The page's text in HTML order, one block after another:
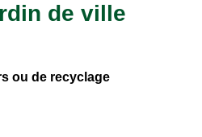
de ville
ou de recyclage